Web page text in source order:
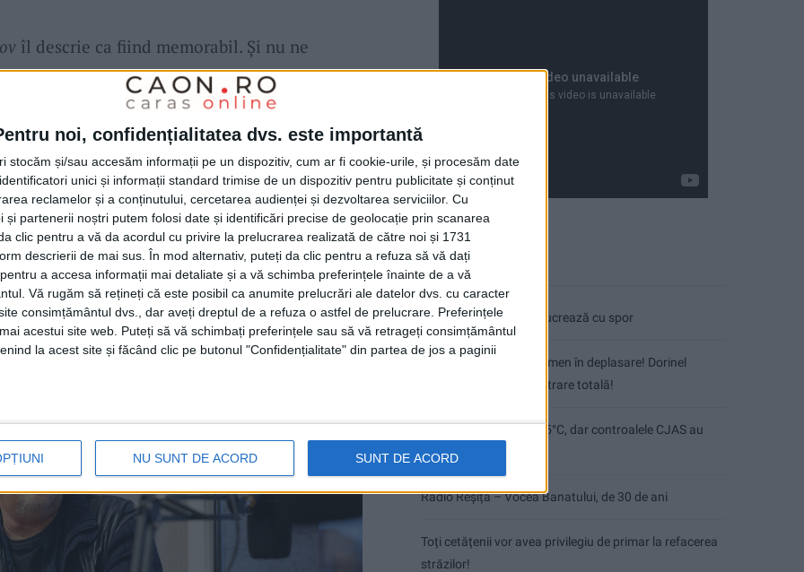
noi, confidențialitatea dvs. este importantă
stocăm și/sau accesăm informații pe un dispozitiv, cum ar fi cookie-urile, și procesăm date
unici și informații standard trimise de un dispozitiv pentru publicitate și conținut
reclamelor și a conținutului, cercetarea audienței și dezvoltarea serviciilor. Cu
și partenerii noștri putem folosi date și identificări precise de geolocație prin scanarea
clic pentru a vă da acordul cu privire la prelucrarea realizată de către noi și 1731
descrierii de mai sus. În mod alternativ, puteți da clic pentru a refuza să vă dați
a accesa informații mai detaliate și a vă schimba preferințele înainte de a vă
Vă rugăm să rețineți că este posibil ca anumite prelucrări ale datelor dvs. cu caracter
consimțământul dvs., dar aveți dreptul de a refuza o astfel de prelucrare. Preferințele
acestui site web. Puteți să vă schimbați preferințele sau să vă retrageți consimțământul
la acest site și făcând clic pe butonul "Confidențialitate" din partea de jos a paginii
NU SUNT DE ACORD SUNT DE ACORD
îl descrie ca fiind memorabil. Şi nu ne
care a făcut din evenimentele majore
adevărat „Cap de afiş”, cum se numeşte
la TVR Timişoara. „Cred că mă
Mimo Obradov. Oare ce-ar scrie dacă oraşul
Oare câţi timişoreni s-ar gândi să se
vorbi serios sau nu?
Articole recente
Pe toate șantierele se lucrează cu spor
CSM Reșița, primul examen în deplasare! Dorinel
Munteanu cere concentrare totală!
Termometrul arăta 42,5°C, dar controalele CJAS au
fost și mai fierbinți
Radio Reșița – Vocea Banatului, de 30 de ani
Toți cetățenii vor avea privilegiu de primar la refacerea
străzilor!